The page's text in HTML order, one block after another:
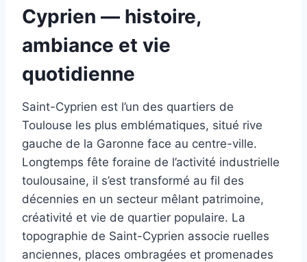
Cyprien — histoire,
ambiance et vie
quotidienne
Saint-Cyprien est l’un des quartiers de
Toulouse les plus emblématiques, situé rive
gauche de la Garonne face au centre-ville.
Longtemps fête foraine de l’activité industrielle
toulousaine, il s’est transformé au fil des
décennies en un secteur mêlant patrimoine,
créativité et vie de quartier populaire. La
topographie de Saint-Cyprien associe ruelles
anciennes, places ombragées et promenades